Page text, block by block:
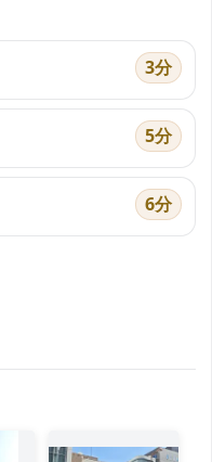
3分
5分
6分